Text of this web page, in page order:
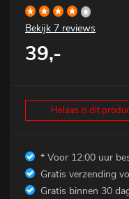
Bekijk 7 reviews
39,-
Helaas is dit
* Voor 12:00 uur
Gratis verzending
Gratis binnen 30